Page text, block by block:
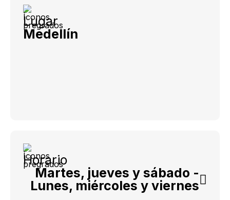
Lugar
Medellín
Horario
Martes, jueves y sábado -
Lunes, miércoles y viernes